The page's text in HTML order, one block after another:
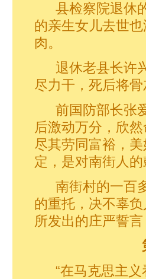
县检察院退休的
的亲生女儿去世
肉。
退休老县长许兴
尽力干，死后将
前国防部长张爱
后激动万分，欣
尽其劳同富裕，
定，是对南街人
南街村的一百多
的重托，决不辜
所发出的庄严誓
“在马克思主义